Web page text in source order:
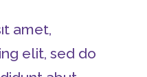
amet,
elit, sed do